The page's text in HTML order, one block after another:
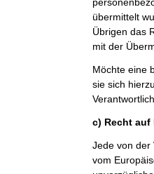
übermittelt
Übrigen das
mit der
Möchte eine
sie sich
c) Recht
Jede von der
vom